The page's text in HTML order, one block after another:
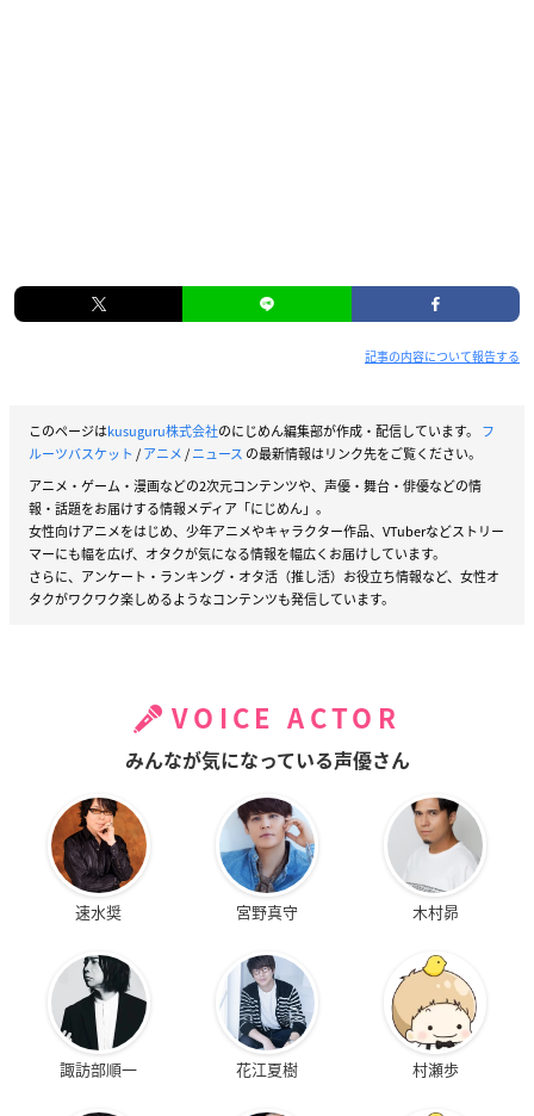
記事の内容について報告する
このページはkusuguru株式会社のにじめん編集部が作成・配信しています。 フ
ルーツバスケット /アニメ/ニュース の最新情報はリンク先をご覧ください。
アニメ・ゲーム・漫画などの2次元コンテンツや、声優・舞台・俳優などの情
報・話題をお届けする情報メディア「にじめん」。
女性向けアニメをはじめ、少年アニメやキャラクター作品、VTuberなどストリー
マーにも幅を広げ、オタクが気になる情報を幅広くお届けしています。
さらに、アンケート・ランキング・オタ活（推し活）お役立ち情報など、女性オ
タクがワクワク楽しめるようなコンテンツも発信しています。
VOICE ACTOR
みんなが気になっている声優さん
速水奨 宮野真守 木村昴
諏訪部順一 花江夏樹 村瀬歩